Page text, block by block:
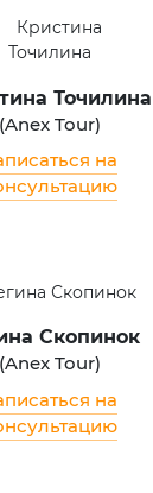
Точилина
(Anex Tour)
на
Скопинок
(Anex Tour)
на